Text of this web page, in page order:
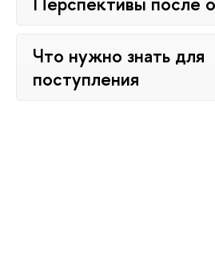
Что нужно знать для
поступления